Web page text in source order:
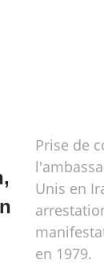
Prise de
Unis en
en 1979.